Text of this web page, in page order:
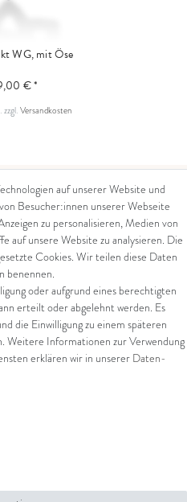
WG, mit Öse
€ *
zzgl.Versandkosten
Rechtliches
AGB
Impressum
Datenschutz
Widerrufsrecht
Zahlung und Versand
Widerrufsformular
auf unserer Website und
Besucher:innen unserer Webseite
zu personalisieren, Medien von
auf unsere Website zu analysieren. Die
Cookies. Wir teilen diese Daten
benennen.
oder aufgrund eines berechtigten
erteilt oder abgelehnt werden. Es
die Einwilligung zu einem späteren
Weitere Informationen zur Verwendung
erklären wir in unserer Daten­